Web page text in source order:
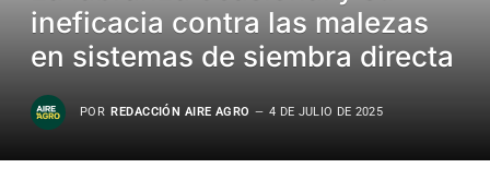
ineficacia contra las malezas
en sistemas de siembra directa
POR REDACCIÓN AIRE AGRO 4 DE JULIO DE 2025